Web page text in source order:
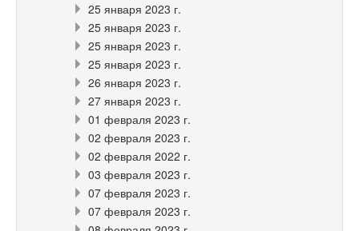
25 января 2023 г.
25 января 2023 г.
25 января 2023 г.
25 января 2023 г.
26 января 2023 г.
27 января 2023 г.
01 февраля 2023 г.
02 февраля 2023 г.
02 февраля 2022 г.
03 февраля 2023 г.
07 февраля 2023 г.
07 февраля 2023 г.